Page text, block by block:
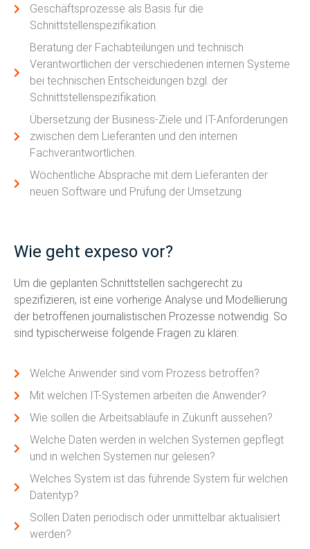
Geschäftsprozesse als Basis für die
Schnittstellenspezifikation.
Beratung der Fachabteilungen und technisch
Verantwortlichen der verschiedenen internen Systeme
bei technischen Entscheidungen bzgl. der
Schnittstellenspezifikation.
Übersetzung der Business-Ziele und IT-Anforderungen
zwischen dem Lieferanten und den internen
Fachverantwortlichen.
Wöchentliche Absprache mit dem Lieferanten der
neuen Software und Prüfung der Umsetzung.
Wie geht expeso vor?
Um die geplanten Schnittstellen sachgerecht zu
spezifizieren, ist eine vorherige Analyse und Modellierung
der betroffenen journalistischen Prozesse notwendig. So
sind typischerweise folgende Fragen zu klären:
Welche Anwender sind vom Prozess betroffen?
Mit welchen IT-Systemen arbeiten die Anwender?
Wie sollen die Arbeitsabläufe in Zukunft aussehen?
Welche Daten werden in welchen Systemen gepflegt
und in welchen Systemen nur gelesen?
Welches System ist das führende System für welchen
Datentyp?
Sollen Daten periodisch oder unmittelbar aktualisiert
werden?